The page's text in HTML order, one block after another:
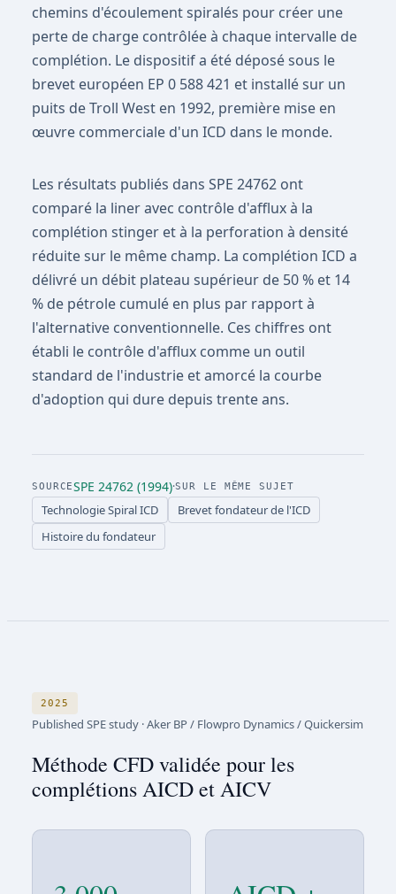
chemins d'écoulement spiralés pour créer une
perte de charge contrôlée à chaque intervalle de
complétion. Le dispositif a été déposé sous le
brevet européen EP 0 588 421 et installé sur un
puits de Troll West en 1992, première mise en
œuvre commerciale d'un ICD dans le monde.
Les résultats publiés dans SPE 24762 ont
comparé la liner avec contrôle d'afflux à la
complétion stinger et à la perforation à densité
réduite sur le même champ. La complétion ICD a
délivré un débit plateau supérieur de 50 % et 14
% de pétrole cumulé en plus par rapport à
l'alternative conventionnelle. Ces chiffres ont
établi le contrôle d'afflux comme un outil
standard de l'industrie et amorcé la courbe
d'adoption qui dure depuis trente ans.
SOURCESPE 24762 (1994)·SUR LE MÊME SUJET
Technologie Spiral ICD
Brevet fondateur de l'ICD
Histoire du fondateur
2025
Published SPE study ·Aker BP / Flowpro Dynamics / Quickersim
Méthode CFD validée pour les
complétions AICD et AICV